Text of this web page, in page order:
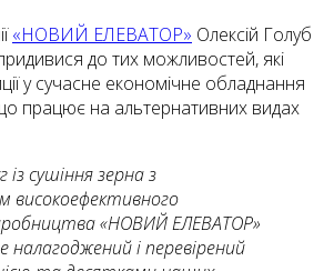
«НОВИЙ ЕЛЕВАТОР» Олексій Голуб
до тих можливостей, які
у сучасне економічне обладнання
працює на альтернативних видах
із сушіння зерна з
високоефективного
«НОВИЙ ЕЛЕВАТОР»
налагоджений і перевірений